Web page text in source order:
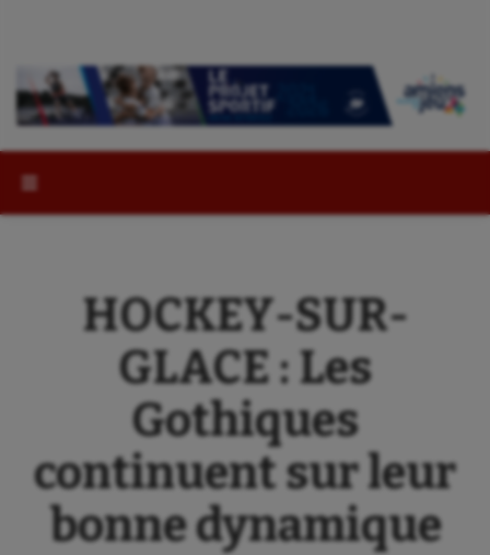
HOCKEY-SUR-
GLACE : Les
Gothiques
continuent sur leur
bonne dynamique